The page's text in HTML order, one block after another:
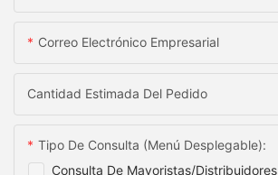
Correo Electrónico Empresarial
Cantidad Estimada Del Pedido
Consulta De Mayoristas/distribuidores
Tipo De Consulta (menú Desplegable):